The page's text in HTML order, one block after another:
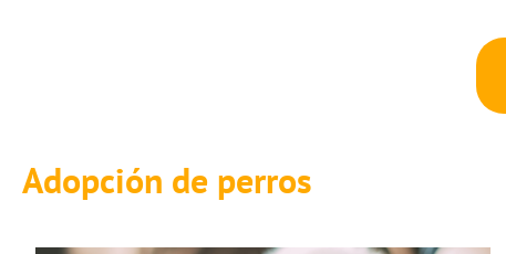
Adopción de perros